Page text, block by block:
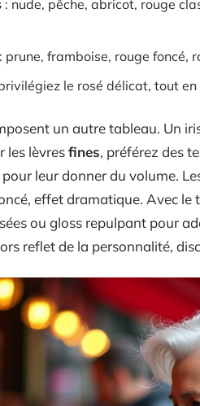
: nude, pêche, abricot, rouge
: prune, framboise, rouge foncé,
le rosé délicat, tout
un autre tableau. Un
les lèvresfines, préférez des
leur donner du volume.
effet dramatique. Avec le
ou gloss repulpant pour
reflet de la personnalité,